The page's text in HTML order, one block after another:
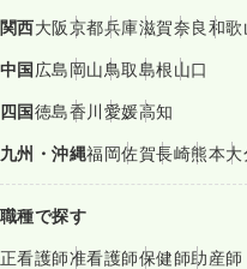
関西大阪京都兵庫滋賀奈良和歌
中国広島岡山鳥取島根山口
四国徳島香川愛媛高知
九州・沖縄福岡佐賀長崎熊本大
職種で探す
正看護師准看護師保健師助産師